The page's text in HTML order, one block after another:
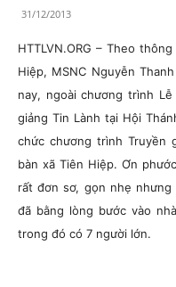
31/12/2013
HTTLVN.ORG – Theo
Hiệp, MSNC Nguyễn
nay, ngoài chương trình Lễ
giảng Tin Lành tại Hội
chức chương trình Truyền
bàn xã Tiên Hiệp. Ơn
rất đơn sơ, gọn nhẹ
đã bằng lòng bước vào
trong đó có 7 người lớn.